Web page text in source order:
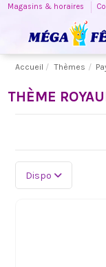
Magasins & horaires
Accueil Thèmes
THÈME
Dispo